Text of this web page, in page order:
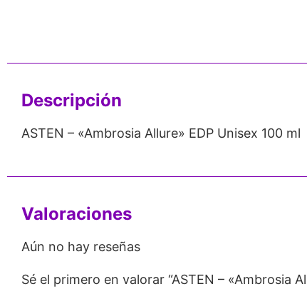
Descripción
ASTEN – «Ambrosia Allure» EDP Unisex 100 ml
Valoraciones
Aún no hay reseñas
Sé el primero en valorar “ASTEN – «Ambrosia